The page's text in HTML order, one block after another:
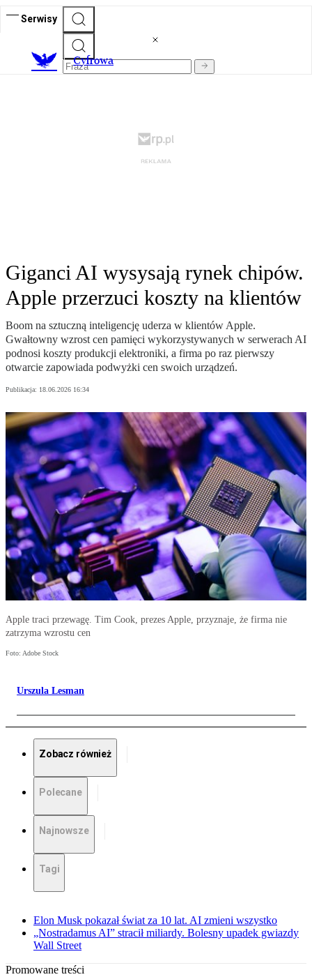
Serwisy
Cyfrowa
Giganci AI wysysają rynek chipów.
Apple przerzuci koszty na klientów
Boom na sztuczną inteligencję uderza w klientów Apple.
Gwałtowny wzrost cen pamięci wykorzystywanych w serwerach AI
podnosi koszty produkcji elektroniki, a firma po raz pierwszy
otwarcie zapowiada podwyżki cen swoich urządzeń.
Publikacja: 18.06.2026 16:34
Apple traci przewagę. Tim Cook, prezes Apple, przyznaje, że firma nie
zatrzyma wzrostu cen
Foto: Adobe Stock
Urszula Lesman
Zobacz również
Polecane
Najnowsze
Tagi
Elon Musk pokazał świat za 10 lat. AI zmieni wszystko
„Nostradamus AI” stracił miliardy. Bolesny upadek gwiazdy
Wall Street
Promowane treści